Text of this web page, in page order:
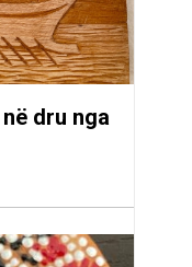
dru nga